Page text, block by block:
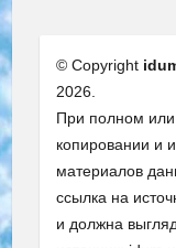
© Copyright
2026.
При полном или
копировании и
материалов
ссылка на
и должна